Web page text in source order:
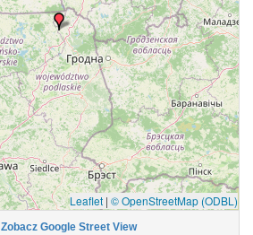
Leaflet | © OpenStreetMap (ODBL)
Zobacz Google Street View